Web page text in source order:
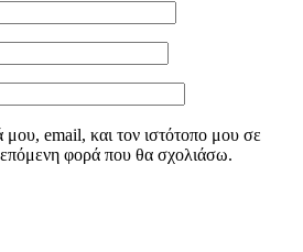
email, και τον ιστότοπο μου σε
επόμενη φορά που θα σχολιάσω.